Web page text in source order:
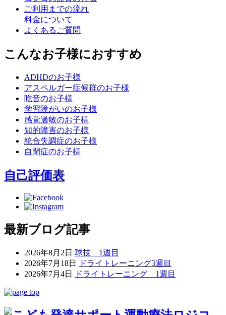
ご利用までの流れ
料金について
よくあるご質問
こんなお子様におすすめ
ADHDのお子様
アスペルガー症候群のお子様
吃音のお子様
学習障がいのお子様
感覚過敏のお子様
知的障害のお子様
統合失調症のお子様
自閉症のお子様
自己評価表
最新ブログ記事
2026年8月2日 球技 1週目
2026年7月18日
ドライトレーニング3週目
2026年7月4日
ドライトレーニング 1週目